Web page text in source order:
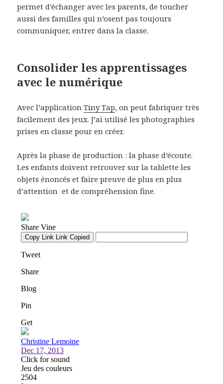
permet d’échanger avec les parents, de toucher
aussi des familles qui n’osent pas toujours
communiquer, entrer dans la classe.
Consolider les apprentissages
avec le numérique
Avec l’applicationTiny Tap, on peut fabriquer très
facilement des jeux. J’ai utilisé les photographies
prises en classe pour en créer.
Après la phase de production : la phase d’écoute.
Les enfants doivent retrouver sur la tablette les
objets énoncés et faire preuve de plus en plus
d’attention et de compréhension fine.